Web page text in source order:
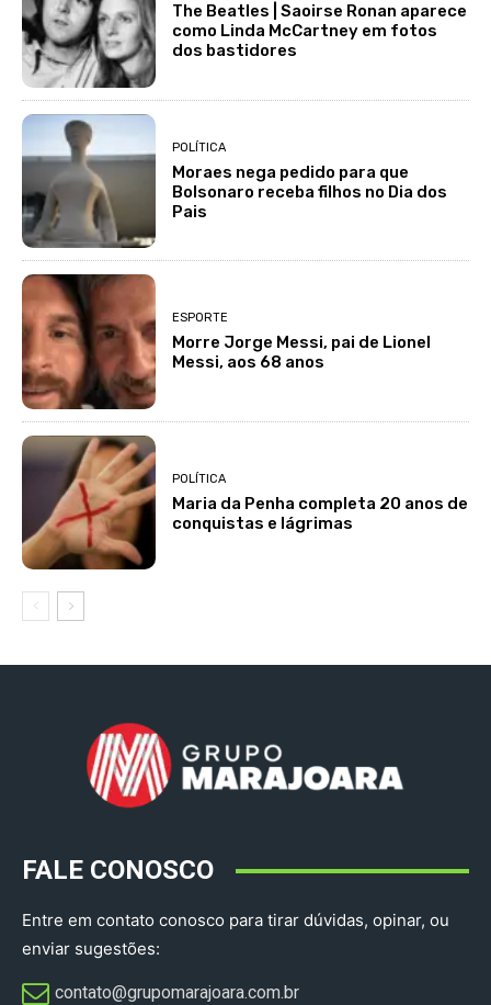
The Beatles | Saoirse Ronan aparece
como Linda McCartney em fotos
dos bastidores
POLÍTICA
Moraes nega pedido para que
Bolsonaro receba filhos no Dia dos
Pais
ESPORTE
Morre Jorge Messi, pai de Lionel
Messi, aos 68 anos
POLÍTICA
Maria da Penha completa 20 anos de
conquistas e lágrimas
FALE CONOSCO
Entre em contato conosco para tirar dúvidas, opinar, ou
enviar sugestões:
contato@grupomarajoara.com.br